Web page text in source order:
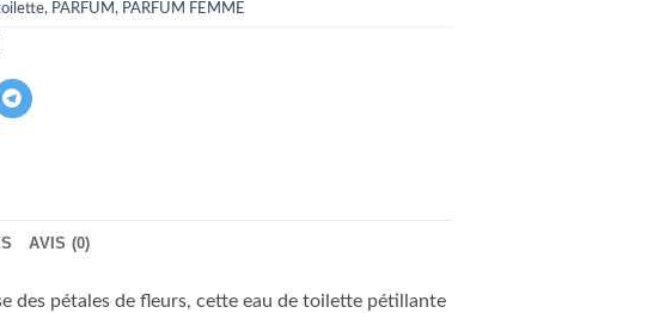
, PARFUM , PARFUM FEMME
AVIS (0)
des pétales de fleurs, cette eau de toilette pétillante